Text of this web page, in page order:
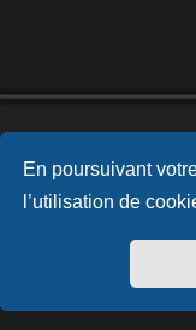
En poursuivant
l’utilisation de